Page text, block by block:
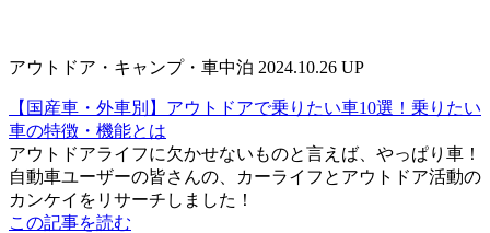
アウトドア・キャンプ・車中泊 2024.10.26 UP
【国産車・外車別】アウトドアで乗りたい車10選！乗りたい
車の特徴・機能とは
アウトドアライフに欠かせないものと言えば、やっぱり車！
自動車ユーザーの皆さんの、カーライフとアウトドア活動の
カンケイをリサーチしました！
この記事を読む